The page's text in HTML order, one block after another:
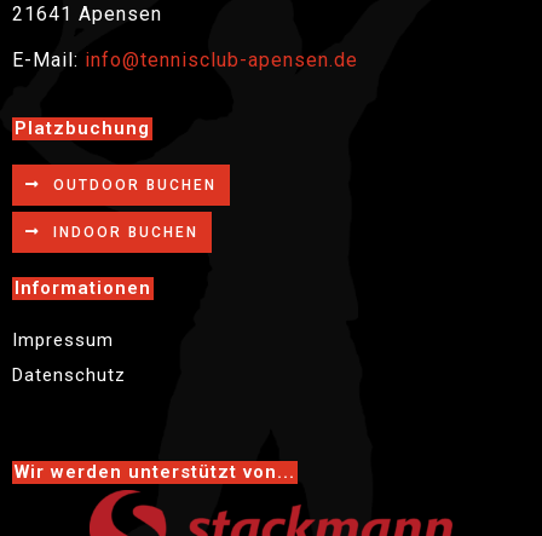
21641 Apensen
E-Mail: info@tennisclub-apensen.de
Platzbuchung
OUTDOOR BUCHEN
INDOOR BUCHEN
Informationen
Impressum
Datenschutz
Wir werden unterstützt von...